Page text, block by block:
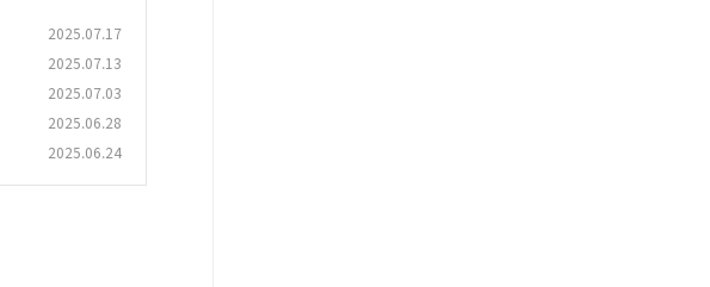
2025.07.17
2025.07.13
2025.07.03
2025.06.28
2025.06.24